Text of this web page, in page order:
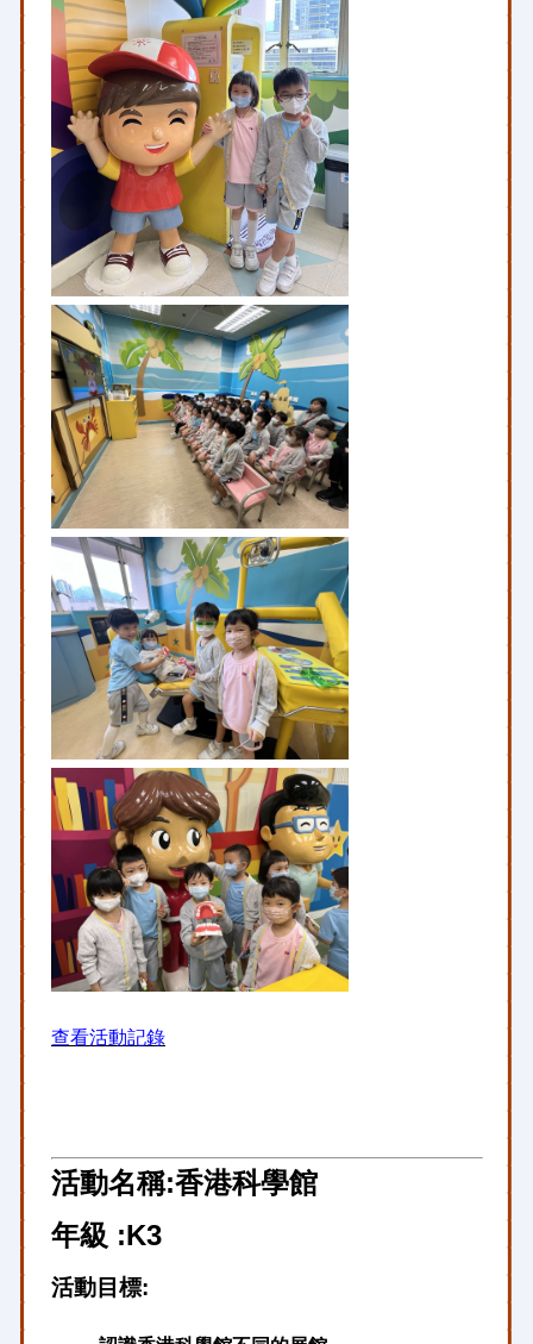
查看活動記錄
活動名稱:香港科學館
年級 :K3
活動目標: